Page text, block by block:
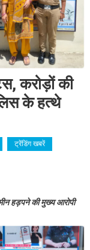
करोड़ों की
के हत्थे
ट्रेंडिंग खबरें
हड़पने की मुख्य आरोपी